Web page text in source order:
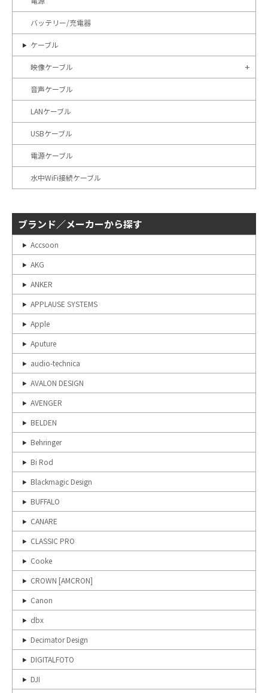
バッテリー/充電器
ケーブル
映像ケーブル
音声ケーブル
LANケーブル
USBケーブル
電源ケーブル
水中WiFi接続ケーブル
ブランド／メーカーから探す
Accsoon
AKG
ANKER
APPLAUSE SYSTEMS
Apple
Aputure
audio-technica
AVALON DESIGN
AVENGER
BELDEN
Behringer
Bi Rod
Blackmagic Design
BUFFALO
CANARE
CLASSIC PRO
Cooke
CROWN [AMCRON]
Canon
dbx
Decimator Design
DIGITALFOTO
DJI